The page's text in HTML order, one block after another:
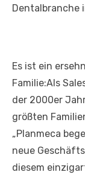
Dentalbranche
Es ist ein
Familie:Als
der 2000er
größten
„Planmeca
neue
diesem